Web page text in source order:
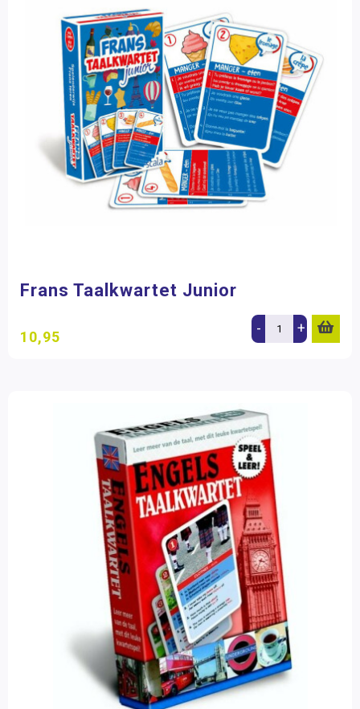
Frans Taalkwartet Junior
10,95 - +